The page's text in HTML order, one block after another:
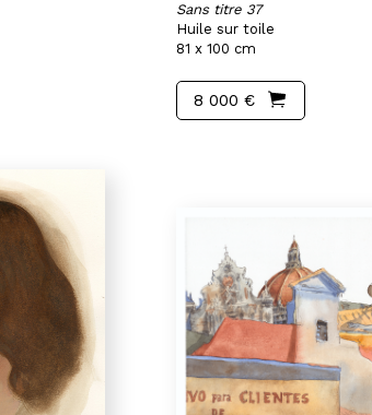
Sans titre 37
Huile sur toile
81 x 100 cm
8 000 €